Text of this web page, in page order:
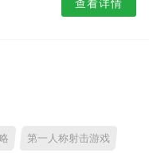
第一人称射击游戏